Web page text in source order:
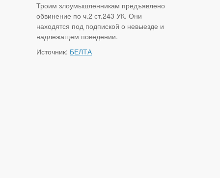
Троим злоумышленникам предъявлено
обвинение по ч.2 ст.243 УК. Они
находятся под подпиской о невыезде и
надлежащем поведении.
Источник: БЕЛТА